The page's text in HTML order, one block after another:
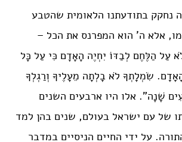
נחקק בתודעתנו הלאומית שהטבע
אלא ה’ הוא המפרנס את הכל –
עַל הַלֶּחֶם לְבַדּוֹ יִחְיֶה הָאָדָם כִּי עַל כָּל
שִׂמְלָתְךָ לֹא בָלְתָה מֵעָלֶיךָ וְרַגְלְךָ
שָׁנָה”. אלו היו ארבעים השנים
של עם ישראל בעולם, שנים בהן למד
על ידי החיים הניסיים במדבר